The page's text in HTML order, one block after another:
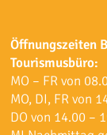
Öffnungszeiten
Tourismusbüro:
MO – FR von
MO, DI, FR von
DO von 14.00 –